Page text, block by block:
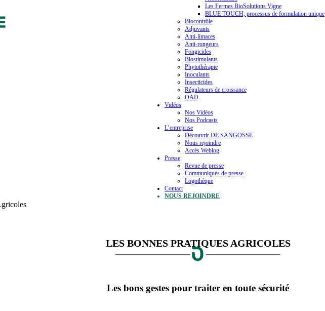
Les Fermes BioSolutions Vigne
BLUE TOUCH, processus de formulation unique
Biocontrôle
Adjuvants
Anti-limaces
Anti-rongeurs
Fongicides
Biostimulants
Phytothérapie
Inoculants
Insecticides
Régulateurs de croissance
OAD
Vidéos
Nos Vidéos
Nos Podcasts
L’entreprise
Découvrir DE SANGOSSE
Nous rejoindre
Accès Weblog
Presse
Revue de presse
Communiqués de presse
Logothèque
Contact
NOUS REJOINDRE
LES BONNES PRATIQUES AGRICOLES
Les bons gestes pour traiter en toute sécurité